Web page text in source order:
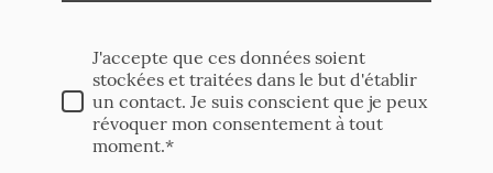
J'accepte que ces données soient
stockées et traitées dans le but d'établir
un contact. Je suis conscient que je peux
révoquer mon consentement à tout
moment.*